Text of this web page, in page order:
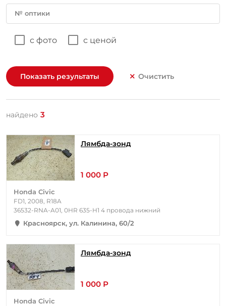
№ оптики
с фото с ценой
Показать результаты Очистить
найдено 3
Лямбда-зонд
1 000 Р
Honda Civic
FD1, 2008, R18A
36532-RNA-A01, 0HR 635-H1 4 провода нижний
Красноярск, ул. Калинина, 60/2
Лямбда-зонд
1 000 Р
Honda Civic